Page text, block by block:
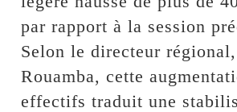
par rapport à la session
Selon le directeur
Rouamba, cette
effectifs traduit une